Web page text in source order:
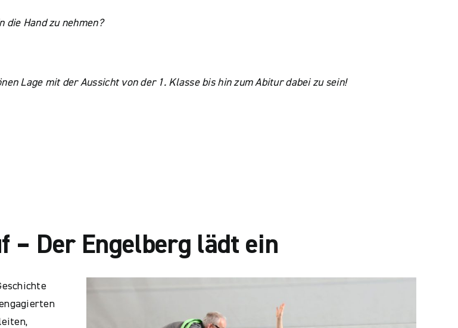
die Hand zu nehmen?
Lage mit der Aussicht von der 1. Klasse bis hin zum Abitur dabei zu sein!
– Der Engelberg lädt ein